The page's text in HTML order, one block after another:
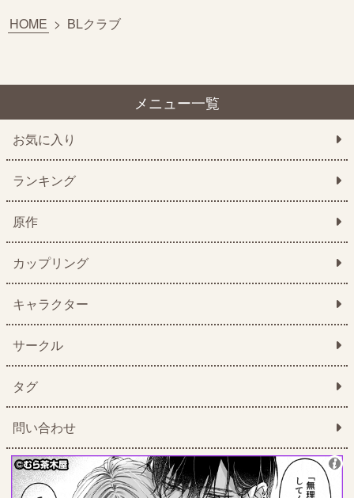
HOME > BLクラブ
メニュー一覧
お気に入り
ランキング
原作
カップリング
キャラクター
サークル
タグ
問い合わせ